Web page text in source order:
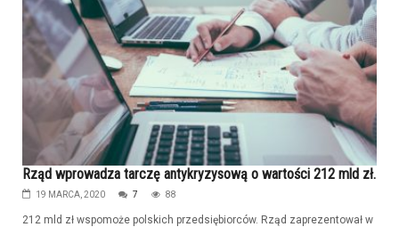
Rząd wprowadza tarczę antykryzysową o wartości 212 mld zł.
19 MARCA, 2020 7 88
212 mld zł wspomoże polskich przedsiębiorców. Rząd zaprezentował w